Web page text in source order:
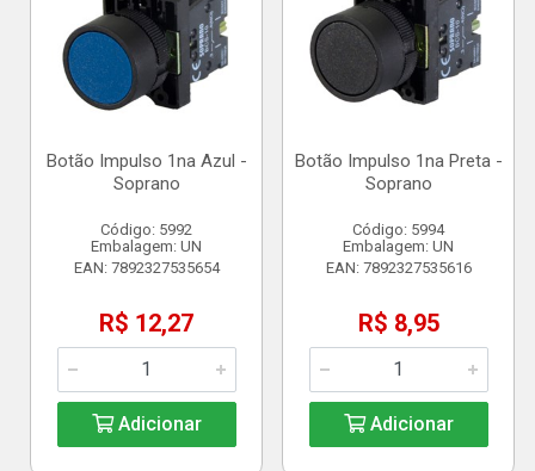
Botão Impulso 1na Azul -
Soprano
Código: 5992
Embalagem: UN
EAN: 7892327535654
R$ 12,27
Adicionar
Botão Impulso 1na Preta -
Soprano
Código: 5994
Embalagem: UN
EAN: 7892327535616
R$ 8,95
Adicionar